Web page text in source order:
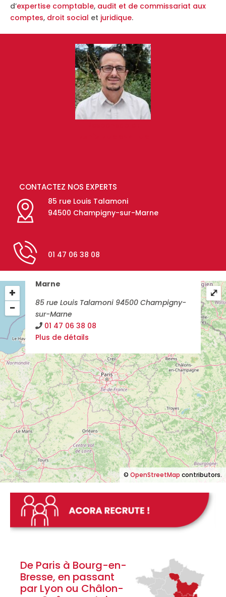
d’expertise comptable, audit et de commissariat aux
comptes, droit social et juridique.
CONTACTEZ NOS EXPERTS
85 rue Louis Talamoni
94500 Champigny-sur-Marne
01 47 06 38 08
94 - Val de Marne - Champigny-sur-
Marne
85 rue Louis Talamoni 94500 Champigny-
sur-Marne
01 47 06 38 08
Plus de détails
+
−
© OpenStreetMap contributors.
⤢
De Paris à Bourg-en-
Bresse, en passant
par Lyon ou Châlon-